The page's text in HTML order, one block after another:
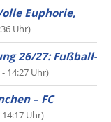
Euphorie,
Uhr)
26/27: Fußball-
14:27 Uhr)
– FC
14:17 Uhr)